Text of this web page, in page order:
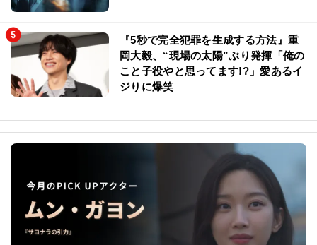
『5秒で完全犯罪を生成する方法』重
岡大毅、“現場の太陽”ぶり発揮「俺の
こと子役やと思ってます!?」愛あるイ
ジりに爆笑